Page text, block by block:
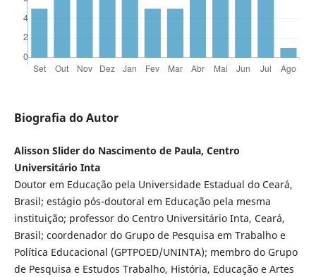
Biografia do Autor
Alisson Slider do Nascimento de Paula, Centro
Universitário Inta
Doutor em Educação pela Universidade Estadual do Ceará,
Brasil; estágio pós-doutoral em Educação pela mesma
instituição; professor do Centro Universitário Inta, Ceará,
Brasil; coordenador do Grupo de Pesquisa em Trabalho e
Política Educacional (GPTPOED/UNINTA); membro do Grupo
de Pesquisa e Estudos Trabalho, História, Educação e Artes